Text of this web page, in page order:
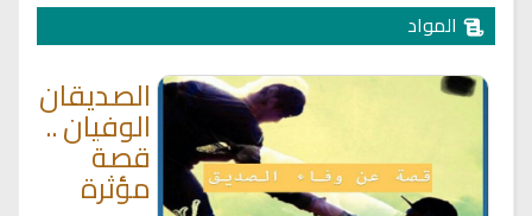
المواد
الصديقان
الوفيان ..
قصة
مؤثرة